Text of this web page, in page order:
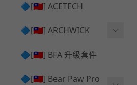
[夢神⧸Morpheus] 不鏽鋼
內管
套件
🔷[🇹🇼] ACETECH
🔷[🇹🇼] ARCHWICK
衝鋒套件 Convertion Kit
MWS 升級組件
🔷[🇹🇼] BFA 升級套件
🔷[🇹🇼] Bear Paw Pro